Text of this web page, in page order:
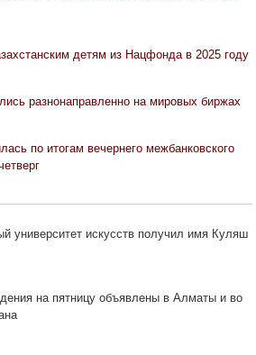
детям из Нацфонда в 2025 году
разнонаправленно на мировых биржах
по итогам вечернего межбанковского
университет искусств получил имя Куляш
на пятницу объявлены в Алматы и во